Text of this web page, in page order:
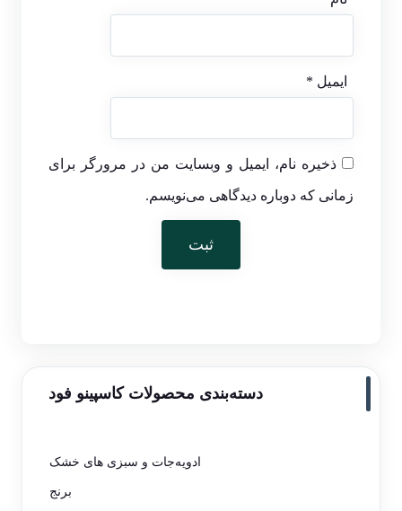
ایمیل *
ذخیره نام، ایمیل و وبسایت من در مرورگر برای
زمانی که دوباره دیدگاهی می‌نویسم.
دسته‌بندی محصولات کاسپینو فود
ادویه‌جات و سبزی های خشک
برنج